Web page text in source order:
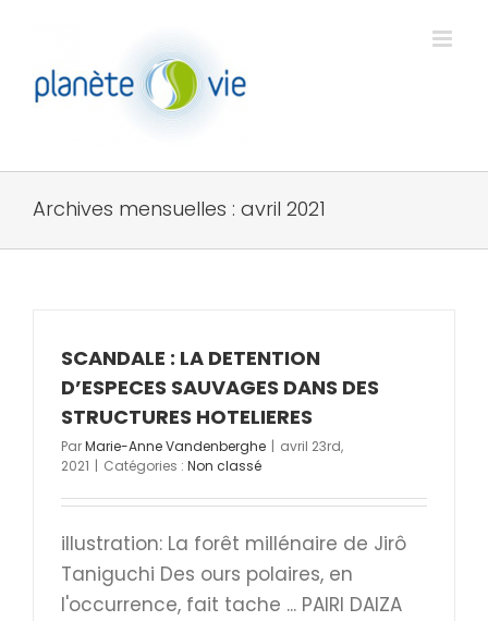
contenu
Archives mensuelles : avril 2021
SCANDALE : LA DETENTION
D’ESPECES SAUVAGES DANS DES
STRUCTURES HOTELIERES
ParMarie-Anne Vandenberghe | avril 23rd,
2021 | Catégories : Non classé
illustration: La forêt millénaire de Jirô
Taniguchi Des ours polaires, en
l'occurrence, fait tache ... PAIRI DAIZA